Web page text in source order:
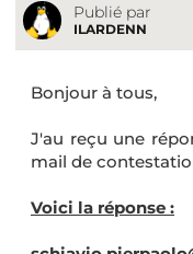
Publié par
ILARDENN
Bonjour à tous,
J'au reçu une
mail de
Voici la réponse :